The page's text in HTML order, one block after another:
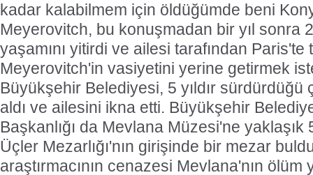
kadar kalabilmem için öldüğümde beni
Meyerovitch, bu konuşmadan bir yıl sonra
yaşamını yitirdi ve ailesi tarafından
Meyerovitch'in vasiyetini yerine getirmek
Büyükşehir Belediyesi, 5 yıldır sürdürdüğü
aldı ve ailesini ikna etti. Büyükşehir
Başkanlığı da Mevlana Müzesi'ne
Üçler Mezarlığı'nın girişinde bir mezar
araştırmacının cenazesi Mevlana'nın ölüm